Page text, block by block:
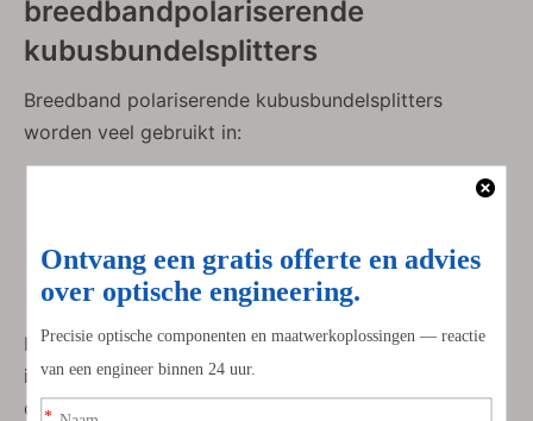
breedbandpolariserende
kubusbundelsplitters
Breedband polariserende kubusbundelsplitters
worden veel gebruikt in:
Afstembare en meerlijnslasersystemen
Optische metrologie en interferometrie
Onderzoeks- en laboratoriumopticaplatforms
Hun breedbandcapaciteit maakt ze vooral waardevol
in systemen die golflengteflexibiliteit vereisen zonder
optische componenten te vervangen.